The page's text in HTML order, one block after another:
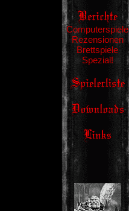
Computerspiele
Rezensionen
Brettspiele
Spezial!